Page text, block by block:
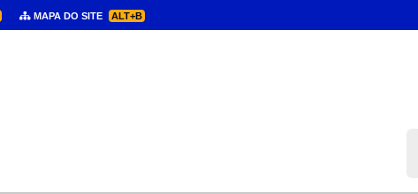
MAPA DO SITE ALT+B